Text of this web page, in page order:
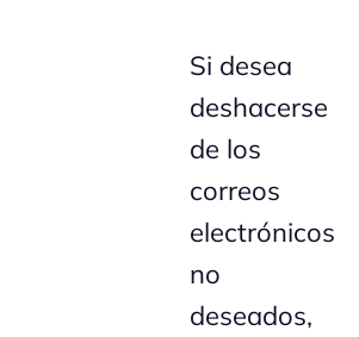
Si desea
deshacerse
de los
correos
electrónicos
no
deseados,